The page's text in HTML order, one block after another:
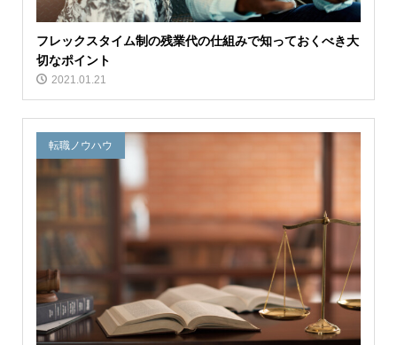
フレックスタイム制の残業代の仕組みで知っておくべき大
切なポイント
2021.01.21
転職ノウハウ